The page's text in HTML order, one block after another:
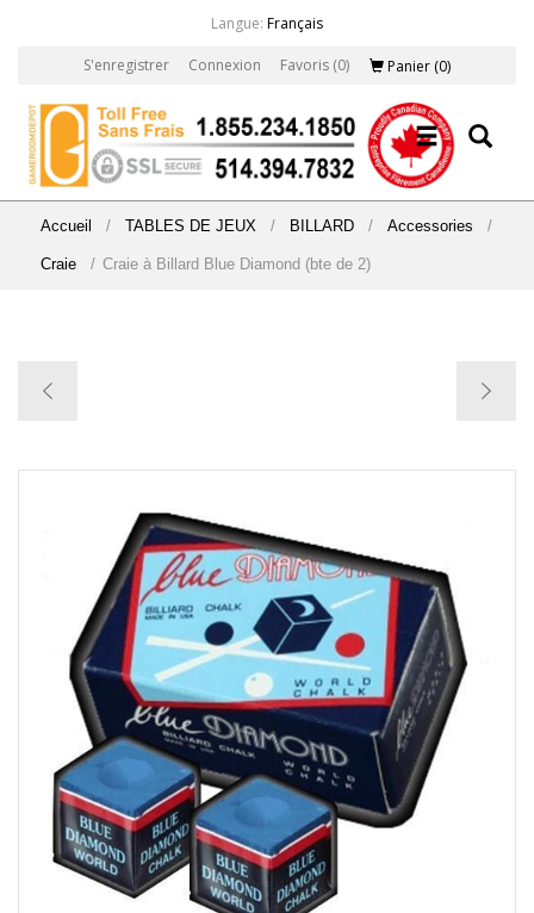
Langue: Français
S'enregistrer Connexion Favoris (0) Panier (0)
Accueil / TABLES DE JEUX / BILLARD / Accessories /
Craie / Craie à Billard Blue Diamond (bte de 2)